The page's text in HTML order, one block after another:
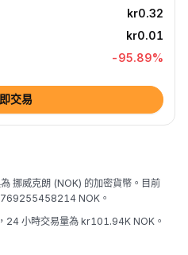
kr0.32
kr0.01
-95.89%
交易
挪威克朗 (NOK) 的加密貨幣。目前
NOK。
24 小時交易量為 kr101.94K NOK。